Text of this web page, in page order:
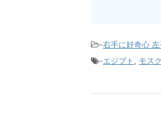
-右手に好奇心
-エジプト , モスク